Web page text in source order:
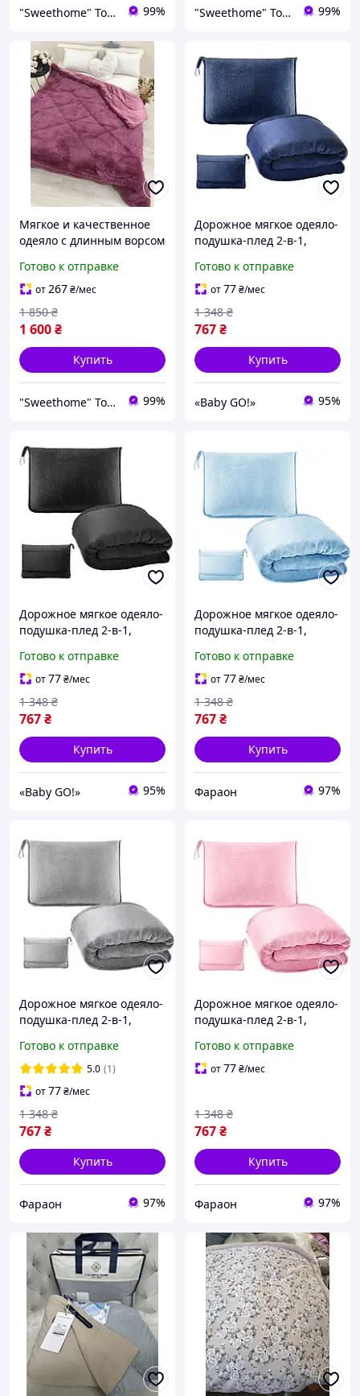
"Sweethome" Товари для дому 99% "Sweethome" Товари для дому 99%
Мягкое и качественное
одеяло с длинным ворсом
"Травичка" евро размер
малинового цвета
Готово к отправке
от267₴/мес
1 600₴
1 850 ₴
Купить
"Sweethome" Товари для дому 99%
Дорожное мягкое одеяло-
подушка-плед 2-в-1,
KT7003904
универсальное для
путешествий
Готово к отправке
от77₴/мес
767₴
1 348 ₴
Купить
«Baby GO!» 95%
Дорожное мягкое одеяло-
подушка-плед 2-в-1,
KT7003902
универсальное для
путешествий
Готово к отправке
от77₴/мес
767₴
1 348 ₴
Купить
«Baby GO!» 95%
Дорожное мягкое одеяло-
подушка-плед 2-в-1,
KT7003903
универсальное для
путешествий faraon
Готово к отправке
от77₴/мес
767₴
1 348 ₴
Купить
Фараон 97%
Дорожное мягкое одеяло-
подушка-плед 2-в-1,
KT7003905
универсальное для
путешествий faraon
Готово к отправке
5.0 (1)
от77₴/мес
767₴
1 348 ₴
Купить
Фараон 97%
Дорожное мягкое одеяло-
подушка-плед 2-в-1,
KT7003901
универсальное для
Готово к отправке
от77₴/мес
767₴
1 348 ₴
Купить
Фараон 97%